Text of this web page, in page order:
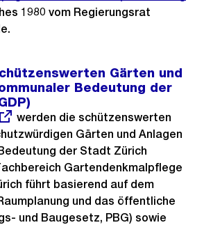
1980 vom Regierungsrat
Gärten und
Bedeutung der
werden die schützenswerten
Gärten und Anlagen
der Stadt Zürich
Gartendenkmalpflege
führt basierend auf dem
und das öffentliche
und Baugesetz, PBG) sowie